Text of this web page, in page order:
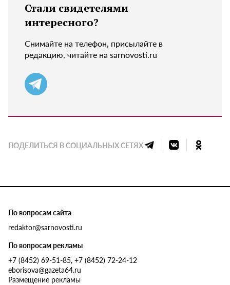
Стали свидетелями
интересного?
Снимайте на телефон, присылайте в
редакцию, читайте на sarnovosti.ru
ПОДЕЛИТЬСЯ В СОЦИАЛЬНЫХ СЕТЯХ
По вопросам сайта
redaktor@sarnovosti.ru
По вопросам рекламы
+7 (8452) 69-51-85, +7 (8452) 72-24-12
eborisova@gazeta64.ru
Размещение рекламы